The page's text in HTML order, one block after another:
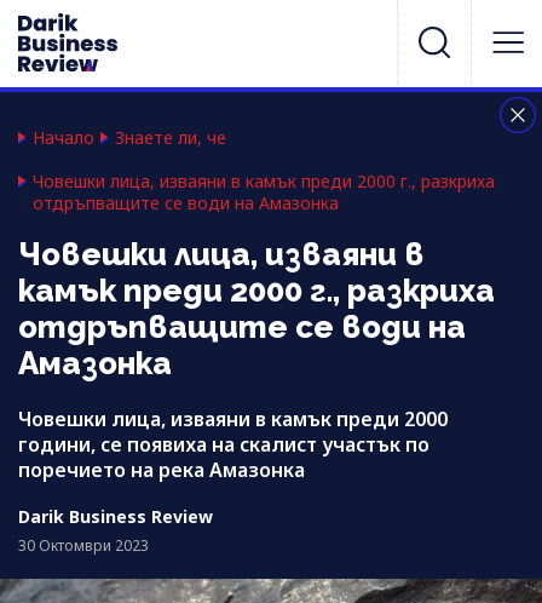
Начало
Знаете ли, че
Човешки лица, изваяни в камък преди 2000 г., разкриха
отдръпващите се води на Амазонка
Човешки лица, изваяни в
камък преди 2000 г., разкриха
отдръпващите се води на
Амазонка
Човешки лица, изваяни в камък преди 2000
години, се появиха на скалист участък по
поречието на река Амазонка
Darik Business Review
30 Октомври 2023